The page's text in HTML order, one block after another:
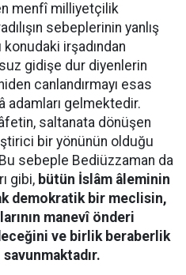
menfî milliyetçilik
sebeplerinin yanlış
konudaki irşadından
gidişe dur diyenlerin
canlandırmayı esas
adamları gelmektedir.
saltanata dönüşen
bir yönünün olduğu
sebeple Bediüzzaman da
gibi, bütün İslâm âleminin
demokratik bir meclisin,
manevî önderi
ve birlik beraberlik
savunmaktadır.